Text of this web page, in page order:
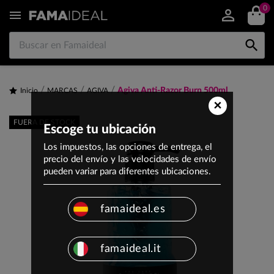
 0

FUERA DE STOCK
Inicio MARCAS AGIVA Agiva Anti-Razor Burn 500ml
×
Escoge tu ubicación
Los impuestos, las opciones de entrega, el
precio del envío y las velocidades de envío
pueden variar para diferentes ubicaciones.
famaideal.es
famaideal.it